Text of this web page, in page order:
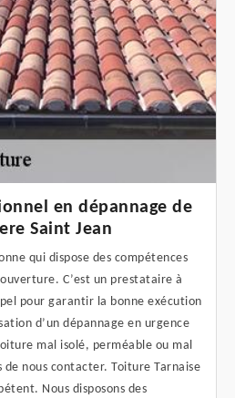
en dépannage de
Saint Jean
qui dispose des compétences
C’est un prestataire à
pour garantir la bonne exécution
d’un dépannage en urgence
mal isolé, perméable ou mal
de nous contacter. Toiture Tarnaise
Nous disposons des